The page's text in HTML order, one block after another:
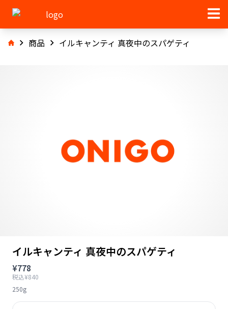
商品 イルキャンティ 真夜中のスパゲティ
イルキャンティ 真夜中のスパゲティ
¥778
税込¥840
250g